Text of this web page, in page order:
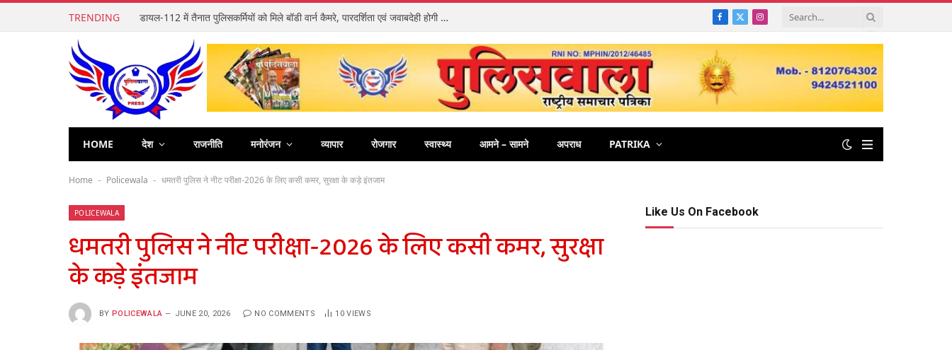
TRENDING डायल-112 में तैनात पुलिसकर्मियों को मिले बॉडी वार्न कैमरे, पारदर्शिता एवं जवाबदेही होगी और अधिक मजबूत Facebook
X
Instagram
HOME देश राजनीति मनोरंजन व्यापार रोजगार स्वास्थ्य आमने – सामने अपराध PATRIKA
Home - Policewala - धमतरी पुलिस ने नीट परीक्षा-2026 के लिए कसी कमर, सुरक्षा के कड़े इंतजाम
POLICEWALA
धमतरी पुलिस ने नीट परीक्षा-2026 के लिए कसी कमर, सुरक्षा
के कड़े इंतजाम
BY POLICEWALA JUNE 20, 2026 NO COMMENTS 10VIEWS
Like Us On Facebook